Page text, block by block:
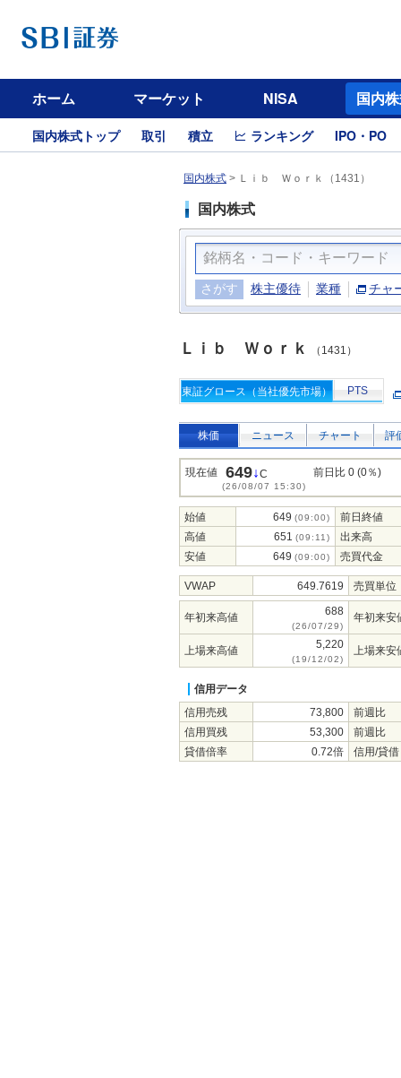
ホーム マーケット NISA 国内
国内株式トップ 取引 積立 ランキング IPO・PO
国内株式 > Ｌｉｂ Ｗｏｒｋ（1431）
国内株式
さがす 株主優待 業種 チャ
Ｌｉｂ Ｗｏｒｋ （1431）
東証グロース（当社優先市場） PTS
株価 ニュース チャート 評
現在値 649↓C
(26/08/07 15:30)
前日比 0 (0％)
始値 649 (09:00)
前日終値
高値
651 (09:11)
出来高
安値
649 (09:00) 売買代金
VWAP 649.7619 売買単位
年初来高値 688
(26/07/29)
年初来安
上場来高値 5,220
(19/12/02)
上場来安
信用データ
信用売残
73,800
前週比
信用買残
53,300
前週比
貸借倍率
0.72倍 信用/貸借